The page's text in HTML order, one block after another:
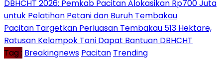
DBHCHT 2026: Pemkab Pacitan Alokasikan Rp700 Juta
untuk Pelatihan Petani dan Buruh Tembakau
Pacitan Targetkan Perluasan Tembakau 513 Hektare,
Ratusan Kelompok Tani Dapat Bantuan DBHCHT
Tag : Breakingnews Pacitan Trending